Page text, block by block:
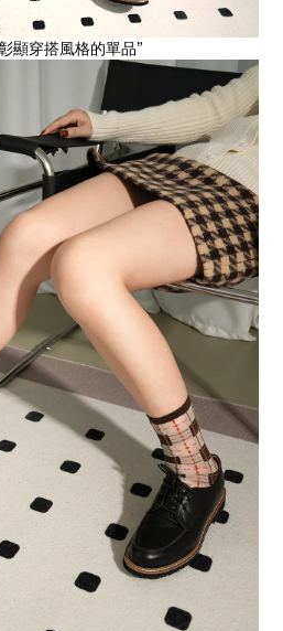
顯穿搭風格的單品”